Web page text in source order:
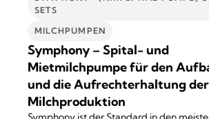
SETS
MILCHPUMPEN
Symphony – Spital- und
Mietmilchpumpe für den
und die Aufrechterhaltung der
Milchproduktion